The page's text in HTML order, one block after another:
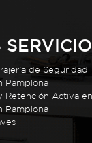
de Seguridad
Pamplona
Retención Activa
Pamplona